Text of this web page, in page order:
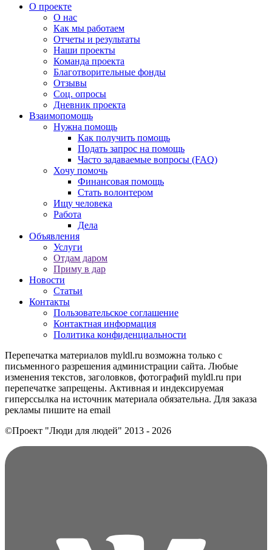
О проекте
О нас
Как мы работаем
Отчеты и результаты
Наши проекты
Команда проекта
Благотворительные фонды
Отзывы
Соц. опросы
Дневник проекта
Взаимопомощь
Нужна помощь
Как получить помощь
Подать запрос на помощь
Часто задаваемые вопросы (FAQ)
Хочу помочь
Финансовая помощь
Стать волонтером
Ищу человека
Работа
Дела
Объявления
Услуги
Отдам даром
Приму в дар
Новости
Статьи
Контакты
Пользовательское соглашение
Контактная информация
Политика конфиденциальности
Перепечатка материалов myldl.ru возможна только с
письменного разрешения администрации сайта. Любые
изменения текстов, заголовков, фотографий myldl.ru при
перепечатке запрещены. Активная и индексируемая
гиперссылка на источник материала обязательна. Для заказа
рекламы пишите на еmail
©Проект "Люди для людей" 2013 - 2026